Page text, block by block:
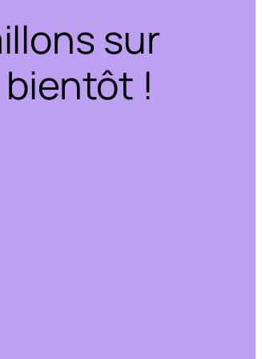
sur
!